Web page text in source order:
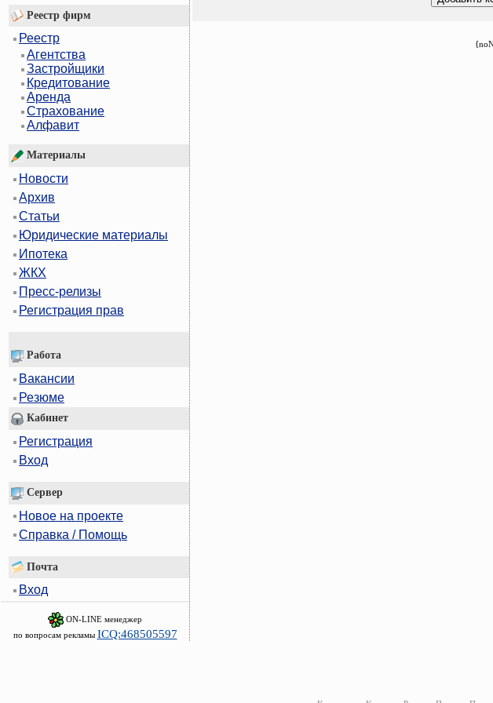
Реестр фирм
Реестр
Агентства
Застройщики
Кредитование
Аренда
Страхование
Алфавит
Материалы
Новости
Архив
Статьи
Юридические материалы
Ипотека
ЖКХ
Пресс-релизы
Регистрация прав
Работа
Вакансии
Резюме
Кабинет
Регистрация
Вход
Сервер
Новое на проекте
Справка / Помощь
Почта
Вход
ON-LINE менеджер
по вопросам рекламы ICQ:468505597